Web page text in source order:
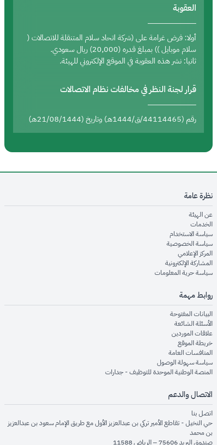
العقوبة
أولا: فرض غرامة على (شركة اتحاد سلام المتنقلة للاتصالات (
سلام موبايل )) بمبلغ قدره (20,000) ريال سعودي.
ثانيا: نشر هذه العقوبة في الموقع الإلكتروني للهيئة.
قرار لجنة النظر في مخالفات نظام الاتصالات
رقم (44114465/ق/1444هـ) وتاريخ (21/08/1444هـ)
نظرة عامة
عن الهيئةopens in new window
الخدماتopens in new window
سياسة الاستخدام
سياسة الخصوصيةopens in new window
المركز الإعلاميopens in new window
المشاركة الإلكترونيةopens in new window
سياسة حرية المعلوماتopens in new window
روابط مهمة
البيانات المفتوحةopens in new window
الأسئلة الشائعةopens in new window
علاقات الموردينopens in new window
خريطة الموقعopens in new window
المنافسات العامةopens in new window
سياسة سهولة الوصولopens in new window
المنصة الوطنية الموحدة للتوظيف - جداراتopens in new window
الاتصال والدعم
اتصل بنا
حي النخيل - تقاطع الأمير تركي بن عبدالعزيز الأول مع طريق الإمام سعود بن عبدالعزيز
بن محمد
صندوق البريد 75606 – الرياض 11588